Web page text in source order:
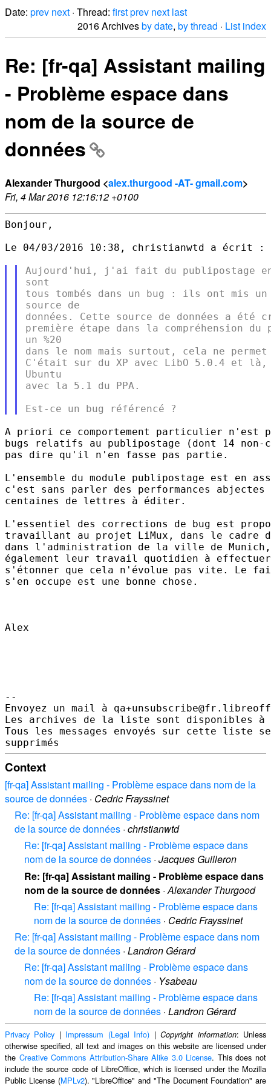
Date: prev next · Thread: firstprev next last
2016 Archivesby date, by thread · List index
Re: [fr-qa] Assistant mailing
- Problème espace dans
nom de la source de
données
Alexander Thurgood <alex.thurgood -AT- gmail.com>
Fri, 4 Mar 2016 12:16:12 +0100
Bonjour,
Le 04/03/2016 10:38, christianwtd a écrit :
Aujourd'hui, j'ai fait du publipostage
sont
tous tombés dans un bug : ils ont mis un
source de
données. Cette source de données a
première étape dans la compréhension
un %20
dans le nom mais surtout, cela ne
C'était sur du XP avec LibO 5.0.4 et
Ubuntu
avec la 5.1 du PPA.
A priori ce comportement particulier n'est
bugs relatifs au publipostage (dont 14 non-
pas dire qu'il n'en fasse pas partie.
L'ensemble du module publipostage est en
c'est sans parler des performances abjectes
centaines de lettres à éditer.
L'essentiel des corrections de bug est
travaillant au projet LiMux, dans le cadre
dans l'administration de la ville de Munich,
également leur travail quotidien à
s'étonner que cela n'évolue pas vite. Le
s'en occupe est une bonne chose.
Alex
--
Envoyez un mail à
Les archives de la liste sont disponibles à
Tous les messages envoyés sur cette liste
Context
[fr-qa] Assistant mailing - Problème espace dans nom de la
source de données · Cedric Frayssinet
Re: [fr-qa] Assistant mailing - Problème espace dans nom
de la source de données · christianwtd
Re: [fr-qa] Assistant mailing - Problème espace dans
nom de la source de données · Jacques Guilleron
Re: [fr-qa] Assistant mailing - Problème espace dans
nom de la source de données ·Alexander Thurgood
Re: [fr-qa] Assistant mailing - Problème espace dans
nom de la source de données · Cedric Frayssinet
Re: [fr-qa] Assistant mailing - Problème espace dans nom
de la source de données · Landron Gérard
Re: [fr-qa] Assistant mailing - Problème espace dans
nom de la source de données · Ysabeau
Re: [fr-qa] Assistant mailing - Problème espace dans
nom de la source de données · Landron Gérard
Privacy Policy | Impressum (Legal Info) |Copyright information: Unless
otherwise specified, all text and images on this website are licensed under
the Creative Commons Attribution-Share Alike 3.0 License. This does not
include the source code of LibreOffice, which is licensed under the Mozilla
Public License (MPLv2). "LibreOffice" and "The Document Foundation" are